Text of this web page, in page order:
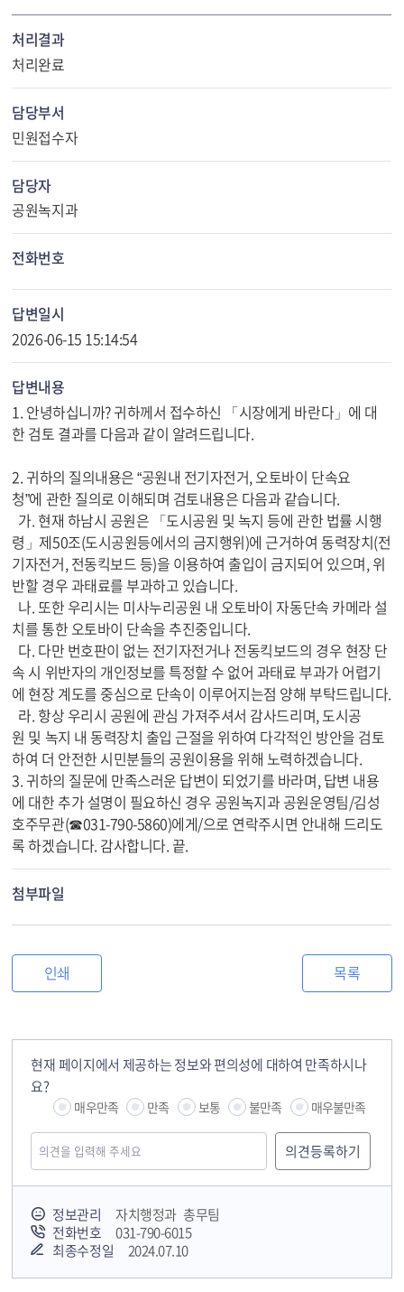
처리결과
처리완료
담당부서
민원접수자
담당자
공원녹지과
전화번호
답변일시
2026-06-15 15:14:54
답변내용
1. 안녕하십니까? 귀하께서 접수하신 「시장에게 바란다」에 대
한 검토 결과를 다음과 같이 알려드립니다.
2. 귀하의 질의내용은 “공원내 전기자전거, 오토바이 단속요
청”에 관한 질의로 이해되며 검토내용은 다음과 같습니다.
가. 현재 하남시 공원은 「도시공원 및 녹지 등에 관한 법률 시행
령」제50조(도시공원등에서의 금지행위)에 근거하여 동력장치(전
기자전거, 전동킥보드 등)을 이용하여 출입이 금지되어 있으며, 위
반할 경우 과태료를 부과하고 있습니다.
나. 또한 우리시는 미사누리공원 내 오토바이 자동단속 카메라 설
치를 통한 오토바이 단속을 추진중입니다.
다. 다만 번호판이 없는 전기자전거나 전동킥보드의 경우 현장 단
속 시 위반자의 개인정보를 특정할 수 없어 과태료 부과가 어렵기
에 현장 계도를 중심으로 단속이 이루어지는점 양해 부탁드립니다.
라. 항상 우리시 공원에 관심 가져주셔서 감사드리며, 도시공
원 및 녹지 내 동력장치 출입 근절을 위하여 다각적인 방안을 검토
하여 더 안전한 시민분들의 공원이용을 위해 노력하겠습니다.
3. 귀하의 질문에 만족스러운 답변이 되었기를 바라며, 답변 내용
에 대한 추가 설명이 필요하신 경우 공원녹지과 공원운영팀/김성
호주무관(☎031-790-5860)에게/으로 연락주시면 안내해 드리도
록 하겠습니다. 감사합니다. 끝.
첨부파일
인쇄 목록
현재 페이지에서 제공하는 정보와 편의성에 대하여 만족하시나
요?
매우만족 만족 보통 불만족 매우불만족
정보관리
자치행정과 총무팀
전화번호
031-790-6015
최종수정일
2024.07.10
국민안전교육플랫폼